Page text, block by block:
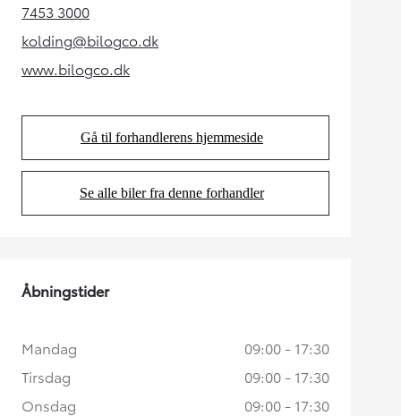
7453 3000(Opens in new tab)
kolding@bilogco.dk
(Opens in new tab)
www.bilogco.dk(Opens in new tab)
Gå til forhandlerens hjemmeside
(Opens in new tab)
Se alle biler fra denne forhandler
(Opens in new tab)
Åbningstider
Mandag
09:00 - 17:30
Tirsdag
09:00 - 17:30
Onsdag
09:00 - 17:30